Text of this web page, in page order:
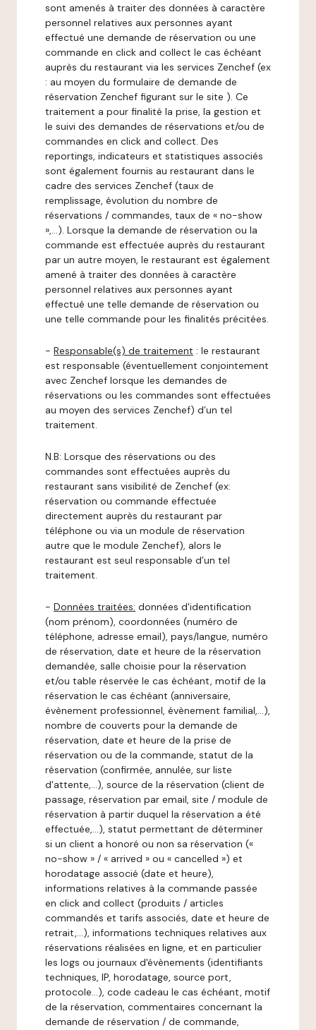
sont amenés à traiter des données à caractère
personnel relatives aux personnes ayant
effectué une demande de réservation ou une
commande en click and collect le cas échéant
auprès du restaurant via les services Zenchef (ex
: au moyen du formulaire de demande de
réservation Zenchef figurant sur le site ). Ce
traitement a pour finalité la prise, la gestion et
le suivi des demandes de réservations et/ou de
commandes en click and collect. Des
reportings, indicateurs et statistiques associés
sont également fournis au restaurant dans le
cadre des services Zenchef (taux de
remplissage, évolution du nombre de
réservations / commandes, taux de « no-show
»,…). Lorsque la demande de réservation ou la
commande est effectuée auprès du restaurant
par un autre moyen, le restaurant est également
amené à traiter des données à caractère
personnel relatives aux personnes ayant
effectué une telle demande de réservation ou
une telle commande pour les finalités précitées.
- Responsable(s) de traitement : le restaurant
est responsable (éventuellement conjointement
avec Zenchef lorsque les demandes de
réservations ou les commandes sont effectuées
au moyen des services Zenchef) d’un tel
traitement.
N.B: Lorsque des réservations ou des
commandes sont effectuées auprès du
restaurant sans visibilité de Zenchef (ex:
réservation ou commande effectuée
directement auprès du restaurant par
téléphone ou via un module de réservation
autre que le module Zenchef), alors le
restaurant est seul responsable d’un tel
traitement.
- Données traitées: données d'identification
(nom prénom), coordonnées (numéro de
téléphone, adresse email), pays/langue, numéro
de réservation, date et heure de la réservation
demandée, salle choisie pour la réservation
et/ou table réservée le cas échéant, motif de la
réservation le cas échéant (anniversaire,
évènement professionnel, évènement familial,…),
nombre de couverts pour la demande de
réservation, date et heure de la prise de
réservation ou de la commande, statut de la
réservation (confirmée, annulée, sur liste
d'attente,…), source de la réservation (client de
passage, réservation par email, site / module de
réservation à partir duquel la réservation a été
effectuée,…), statut permettant de déterminer
si un client a honoré ou non sa réservation («
no-show » / « arrived » ou « cancelled ») et
horodatage associé (date et heure),
informations relatives à la commande passée
en click and collect (produits / articles
commandés et tarifs associés, date et heure de
retrait,…), informations techniques relatives aux
réservations réalisées en ligne, et en particulier
les logs ou journaux d'évènements (identifiants
techniques, IP, horodatage, source port,
protocole…), code cadeau le cas échéant, motif
de la réservation, commentaires concernant la
demande de réservation / de commande,